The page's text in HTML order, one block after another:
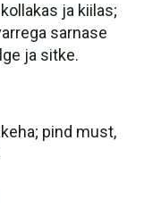
ja kiilas;
sarnase
ja sitke.
pind must,